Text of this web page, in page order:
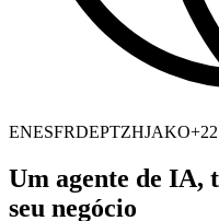
ENESFRDEPTZHJAKO
Um agente de IA,
seu negócio